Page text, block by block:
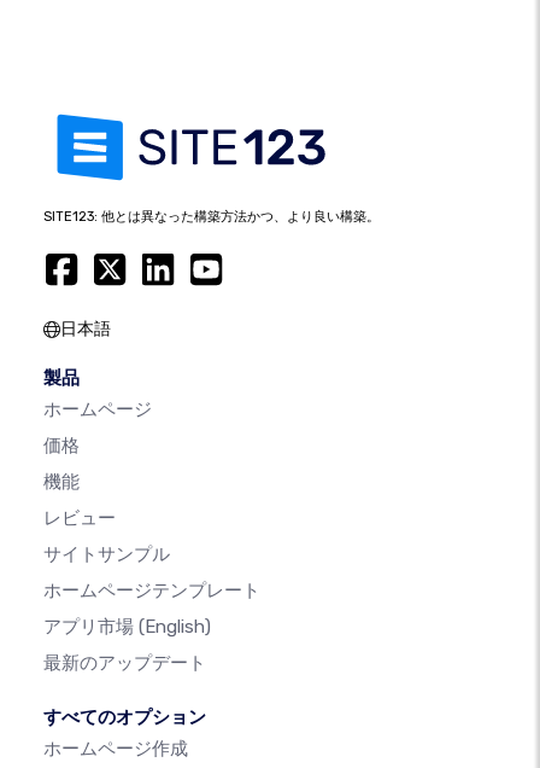
SITE123: 他とは異なった構築方法かつ、より良い構築。
日本語
製品
ホームページ
価格
機能
レビュー
サイトサンプル
ホームページテンプレート
アプリ市場 (English)
最新のアップデート
すべてのオプション
ホームページ作成